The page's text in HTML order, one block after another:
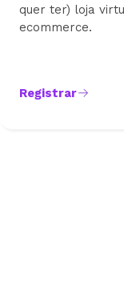
quer ter) loja
ecommerce.
Registrar